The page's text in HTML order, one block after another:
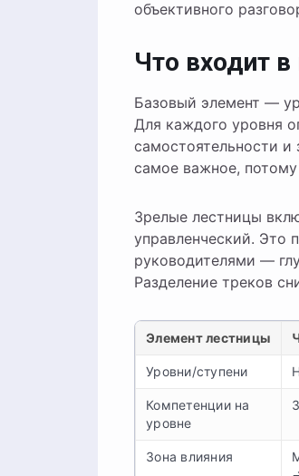
объективного
Что входит
Базовый элемент —
Для каждого уровня
самостоятельности
самое важное, потому
Зрелые лестницы
управленческий. Это
руководителями —
Разделение треков
Элемент лестницы
Уровни/ступени
Компетенции на
уровне
Зона влияния